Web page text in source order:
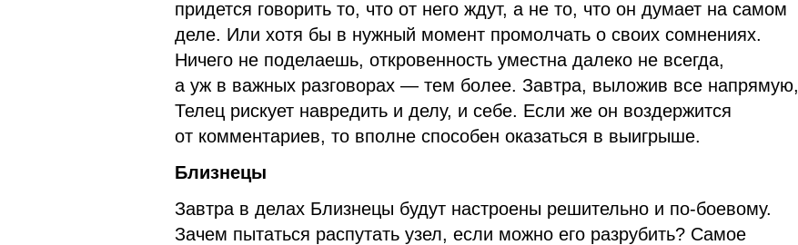
придется говорить то, что от него ждут, а не то, что он думает на самом
деле. Или хотя бы в нужный момент промолчать о своих сомнениях.
Ничего не поделаешь, откровенность уместна далеко не всегда,
а уж в важных разговорах — тем более. Завтра, выложив все напрямую,
Телец рискует навредить и делу, и себе. Если же он воздержится
от комментариев, то вполне способен оказаться в выигрыше.
Близнецы
Завтра в делах Близнецы будут настроены решительно и по-боевому.
Зачем пытаться распутать узел, если можно его разрубить? Самое